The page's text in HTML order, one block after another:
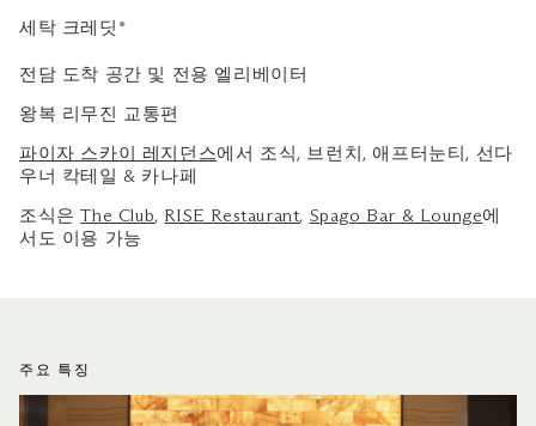
세탁 크레딧*
전담 도착 공간 및 전용 엘리베이터
왕복 리무진 교통편
파이자 스카이 레지던스에서 조식, 브런치, 애프터눈티, 선다
우너 칵테일 & 카나페
조식은The Club, RISE Restaurant, Spago Bar & Lounge에
서도 이용 가능
주요 특징